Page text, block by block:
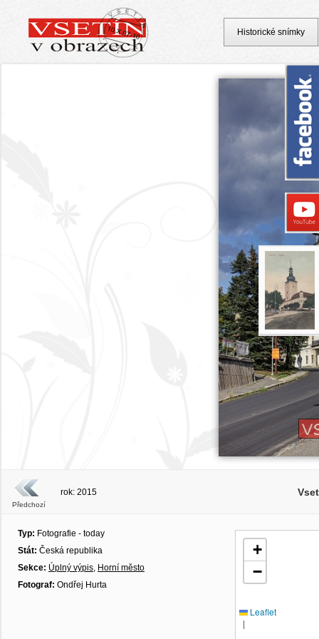
Předchozí
rok: 2015
Typ: Fotografie - today
Stát: Česká republika
Sekce: Úplný výpis, Horní město
Fotograf: Ondřej Hurta
+
−
Leaflet
|
Historické snímky